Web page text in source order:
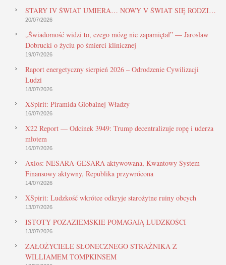
STARY IV ŚWIAT UMIERA… NOWY V ŚWIAT SIĘ RODZI…
20/07/2026
„Świadomość widzi to, czego mózg nie zapamiętał” — Jarosław
Dobrucki o życiu po śmierci klinicznej
19/07/2026
Raport energetyczny sierpień 2026 – Odrodzenie Cywilizacji
Ludzi
18/07/2026
XSpirit: Piramida Globalnej Władzy
16/07/2026
X22 Report — Odcinek 3949: Trump decentralizuje ropę i uderza
młotem
16/07/2026
Axios: NESARA-GESARA aktywowana, Kwantowy System
Finansowy aktywny, Republika przywrócona
14/07/2026
XSpirit: Ludzkość wkrótce odkryje starożytne ruiny obcych
13/07/2026
ISTOTY POZAZIEMSKIE POMAGAJĄ LUDZKOŚCI
13/07/2026
ZAŁOŻYCIELE SŁONECZNEGO STRAŻNIKA Z
WILLIAMEM TOMPKINSEM